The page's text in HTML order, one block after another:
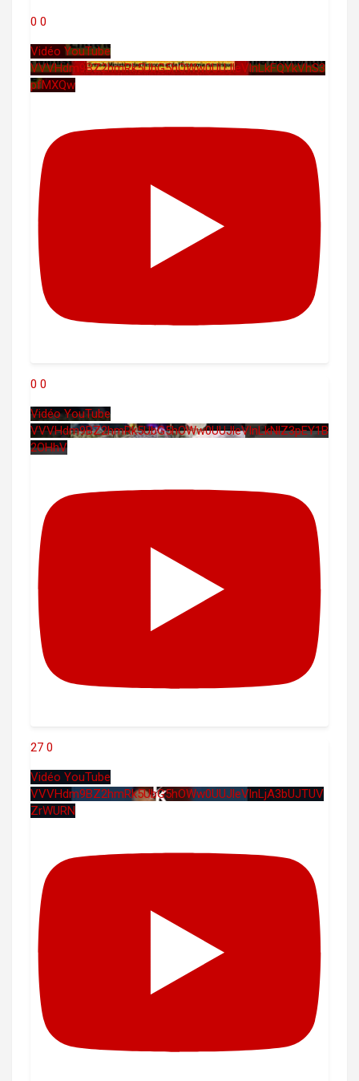
0 0
Vidéo YouTube
VVVHdm9BZ2hmRk5UbG5hOWw0UUJleVlnLkFQYkVhS3
pfMXQw
0 0
Vidéo YouTube
VVVHdm9BZ2hmRk5UbG5hOWw0UUJleVlnLkNlZ3pEY1B
2OHhV
27 0
Vidéo YouTube
VVVHdm9BZ2hmRk5UbG5hOWw0UUJleVlnLjA3bUJTUV
ZrWURN